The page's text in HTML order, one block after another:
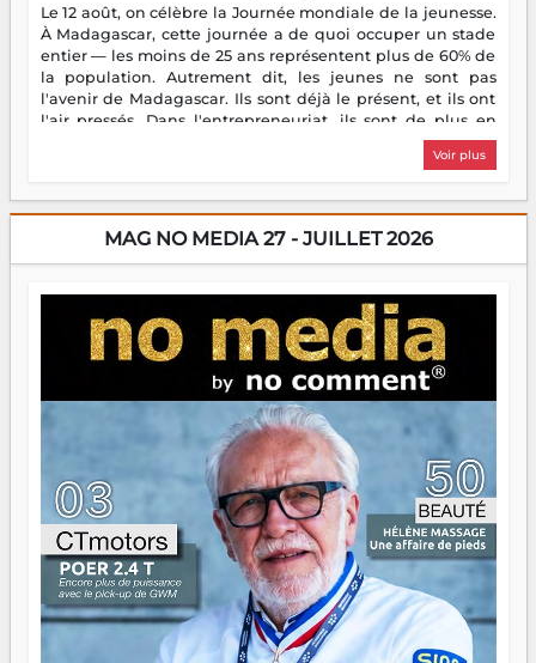
Le 12 août, on célèbre la Journée mondiale de la jeunesse.
À Madagascar, cette journée a de quoi occuper un stade
entier — les moins de 25 ans représentent plus de 60% de
la population. Autrement dit, les jeunes ne sont pas
l'avenir de Madagascar. Ils sont déjà le présent, et ils ont
l'air pressés. Dans l'entrepreneuriat, ils sont de plus en
plus nombreux à se lancer, à créer, à risquer — souvent
sans filet, souvent sans aide, mais toujours avec cette
dorment vraiment la nuit. En culture, les nouvelles sont
encore meilleures. Aina Rasamoelina vient de décrocher le
Prix RFI Instrumental Afrique. Miangaly Elia rafle le Prix
jeunes qui tiennent la torche. Alors oui, on pourrait
s'arrêter là, applaudir et rentrer chez soi satisfait. Mais ce
serait passer à côté d'une chose essentielle. La fougue, ça
brûle fort — et parfois, ça brûle vite. Une flamme sans
direction peut éclairer autant qu'elle peut consumer. C'est
là que les aînés entrent en scène — pas pour reprendre le
gouvernail, mais pour montrer où sont les récifs. Les jeunes
ont la force, les vieux ont l'expérience, comme on dit. Ce
n'est pas un combat de générations — c'est une question
d'équipage. Partagez vos réussites, mais aussi vos échecs.
Surtout vos échecs, d'ailleurs — ils enseignent mieux que
n'importe quel manuel. À Madagascar, la barque avance.
Il faut juste s'assurer que tout le monde rame dans le
même sens.
Voir plus
MAG NO MEDIA 27 - JUILLET 2026